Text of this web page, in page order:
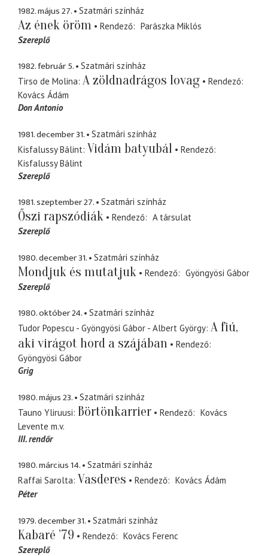
1982. május 27. Szatmári színház
Az ének öröm Rendező
Parászka Miklós
Szereplő
1982. február 5.
Szatmári színház
Tirso de Molina A zöldnadrágos lovag
Rendező
Kovács Ádám
Don Antonio
1981. december 31.
Szatmári színház
Kisfalussy Bálint Vidám batyubál
Rendező
Kisfalussy Bálint
Szereplő
1981. szeptember 27. Szatmári színház
Őszi rapszódiák Rendező
A társulat
Szereplő
1980. december 31. Szatmári színház
Mondjuk és mutatjuk Rendező
Gyöngyösi Gábor
Szereplő
1980. október 24.
Szatmári színház
Tudor Popescu - Gyöngyösi Gábor - Albert György A fiú,
aki virágot hord a szájában
Rendező
Gyöngyösi Gábor
Grig
1980. május 23.
Szatmári színház
Tauno Yliruusi Börtönkarrier Rendező
Kovács
Levente m.v.
III. rendőr
1980. március 14.
Szatmári színház
Raffai Sarolta Vasderes Rendező
Kovács Ádám
Péter
1979. december 31. Szatmári színház
Kabaré ’79 Rendező
Kovács Ferenc
Szereplő